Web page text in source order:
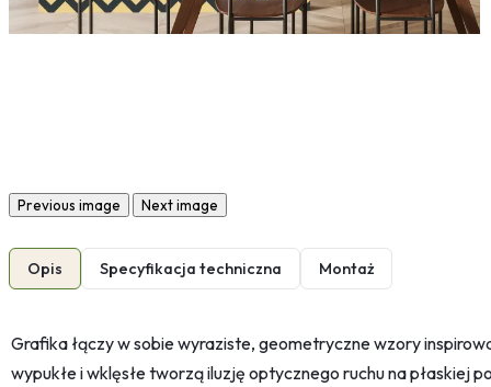
Previous image Next image
Opis Specyfikacja techniczna Montaż
Grafika łączy w sobie wyraziste, geometryczne wzory
wypukłe i wklęsłe tworzą iluzję optycznego ruchu na płaskiej